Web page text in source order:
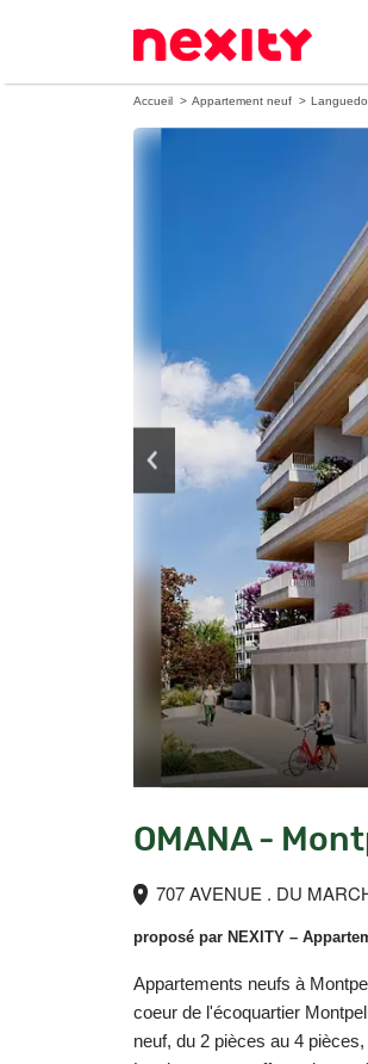
Accueil Appartement neuf
OMANA -
707 AVENUE . DU
proposé par NEXITY –
Appartements neufs à
coeur de l'écoquartier
neuf, du 2 pièces au 4